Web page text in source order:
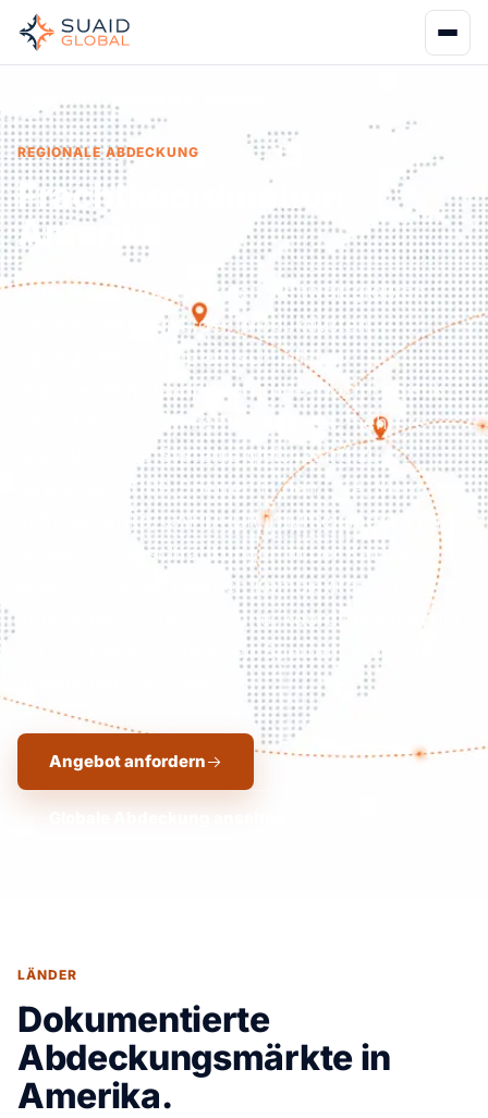
REGIONALE ABDECKUNG
Frachtkoordination
Amerika
Amerika repräsentiert den weltweit größten
Verbrauchermarkt, den produktivsten
Agrargürtel und die am schnellsten
wachsenden Handelskorridore. Doch Logistik
über drei Subkontinente bedeutet, mehrere
regulatorische Systeme gleichzeitig zu
bewältigen. CBP-Sperren in den USA, Mercosur
in Südamerika, CAFTA-DR in Mittelamerika und
Jones-Act-Beschränkungen in der Karibik —
jedes mit seiner eigenen Komplexität. Wir
antworten in Ihrer Zeitzone, koordinieren direkt
mit Zollmaklern und lösen Sperren, während
Angebot anfordern
LÄNDER
Dokumentierte
Abdeckungsmärkte in
Amerika.